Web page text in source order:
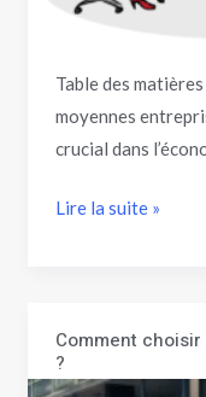
Table des
moyennes
crucial dans
Lire la suite »
Comment
?
Comment
choisir